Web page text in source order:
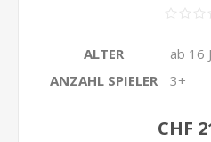
ALTER
ab 16
ANZAHL SPIELER
3+
CHF